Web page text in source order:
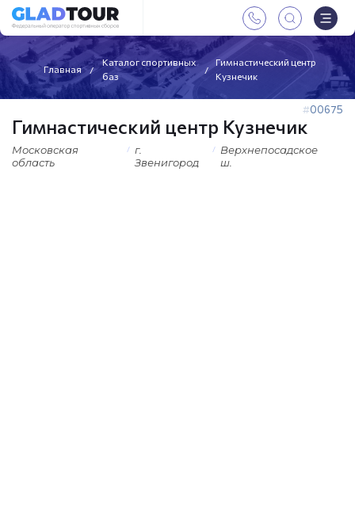
Главная
Каталог спортивных
баз
Гимнастический центр
Кузнечик
00675
Гимнастический центр Кузнечик
Московская
область
г.
Звенигород
Верхнепосадское
ш.